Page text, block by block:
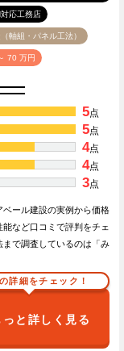
応工務店
軸組・パネル工法）
70 万円
5点
5点
4点
4点
3点
ール建設の実例から価格
など口コミで評判をチェ
で調査しているのは「み
詳細をチェック！
っと詳しく見る